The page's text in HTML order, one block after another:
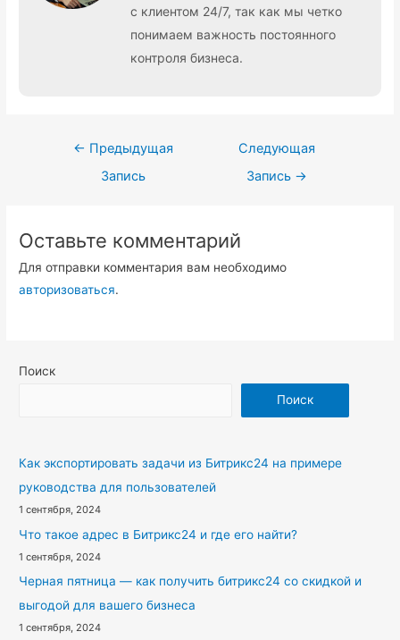
с клиентом 24/7, так как мы четко
понимаем важность постоянного
контроля бизнеса.
Навигация
← Предыдущая
Запись
Следующая
Запись →
Оставьте комментарий
Для отправки комментария вам необходимо
авторизоваться.
Поиск
Поиск
Как экспортировать задачи из Битрикс24 на примере
руководства для пользователей
1 сентября, 2024
Что такое адрес в Битрикс24 и где его найти?
1 сентября, 2024
Черная пятница — как получить битрикс24 со скидкой и
выгодой для вашего бизнеса
1 сентября, 2024